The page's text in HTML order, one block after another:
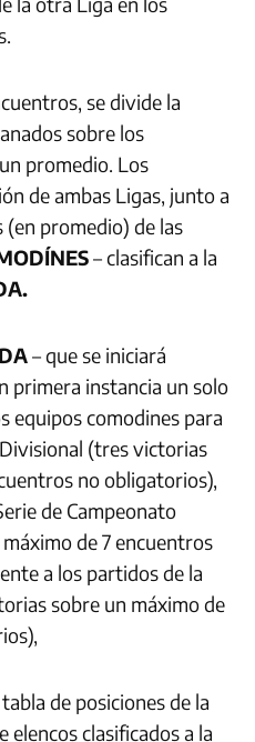
se divide la
sobre los
promedio. Los
de ambas Ligas, junto a
(en promedio) de las
– clasifican a la
– que se iniciará
primera instancia un solo
equipos comodines para
(tres victorias
no obligatorios),
de Campeonato
de 7 encuentros
a los partidos de la
sobre un máximo de
de posiciones de la
elencos clasificados a la